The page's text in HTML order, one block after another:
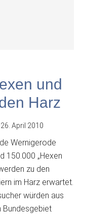
und
Harz
26. April 2010
Wernigerode
150.000 „Hexen
zu den
im Harz erwartet.
würden aus
Bundesgebiet